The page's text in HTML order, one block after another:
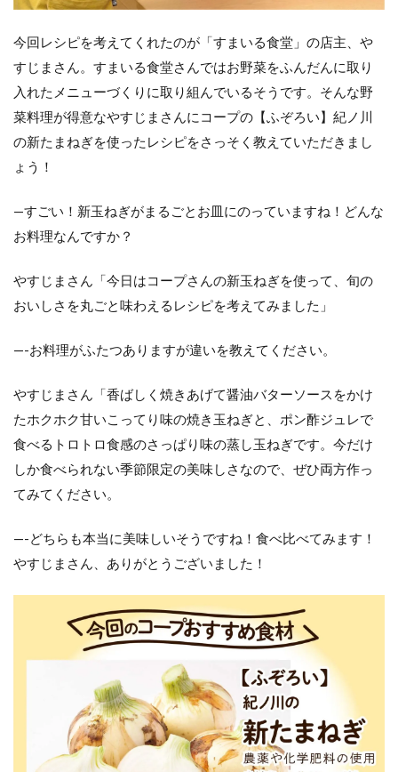
今回レシピを考えてくれたのが「すまいる食堂」の店主、や
すじまさん。すまいる食堂さんではお野菜をふんだんに取り
入れたメニューづくりに取り組んでいるそうです。そんな野
菜料理が得意なやすじまさんにコープの【ふぞろい】紀ノ川
の新たまねぎを使ったレシピをさっそく教えていただきまし
ょう！
—すごい！新玉ねぎがまるごとお皿にのっていますね！どんな
お料理なんですか？
やすじまさん「今日はコープさんの新玉ねぎを使って、旬の
おいしさを丸ごと味わえるレシピを考えてみました」
—-お料理がふたつありますが違いを教えてください。
やすじまさん「香ばしく焼きあげて醤油バターソースをかけ
たホクホク甘いこってり味の焼き玉ねぎと、ポン酢ジュレで
食べるトロトロ食感のさっぱり味の蒸し玉ねぎです。今だけ
しか食べられない季節限定の美味しさなので、ぜひ両方作っ
てみてください。
—-どちらも本当に美味しいそうですね！食べ比べてみます！
やすじまさん、ありがとうございました！